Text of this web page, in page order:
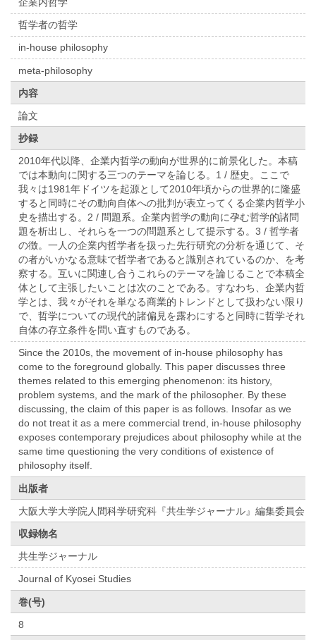
哲学者の哲学
in-house philosophy
meta-philosophy
内容
論文
抄録
2010年代以降、企業内哲学の動向が世界的に前景化した。本稿
では本動向に関する三つのテーマを論じる。1 / 歴史。ここで
我々は1981年ドイツを起源として2010年頃からの世界的に隆盛
すると同時にその動向自体への批判が表立ってくる企業内哲学小
史を描出する。2 / 問題系。企業内哲学の動向に孕む哲学的諸問
題を析出し、それらを一つの問題系として提示する。3 / 哲学者
の徴。一人の企業内哲学者を扱った先行研究の分析を通じて、そ
の者がいかなる意味で哲学者であると識別されているのか、を考
察する。互いに関連し合うこれらのテーマを論じることで本稿全
体として主張したいことは次のことである。すなわち、企業内哲
学とは、我々がそれを単なる商業的トレンドとして扱わない限り
で、哲学についての現代的諸偏見を露わにすると同時に哲学それ
自体の存立条件を問い直すものである。
Since the 2010s, the movement of in-house philosophy has
come to the foreground globally. This paper discusses three
themes related to this emerging phenomenon: its history,
problem systems, and the mark of the philosopher. By these
discussing, the claim of this paper is as follows. Insofar as we
do not treat it as a mere commercial trend, in-house philosophy
exposes contemporary prejudices about philosophy while at the
same time questioning the very conditions of existence of
philosophy itself.
出版者
大阪大学大学院人間科学研究科『共⽣学ジャーナル』編集委員会
収録物名
共生学ジャーナル
Journal of Kyosei Studies
巻(号)
8